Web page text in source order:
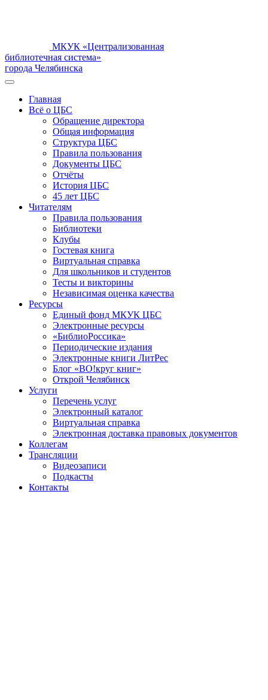
МКУК «Централизованная
библиотечная система»
города Челябинска
Главная
Всё о ЦБС
Обращение директора
Общая информация
Структура ЦБС
Правила пользования
Документы ЦБС
Отчёты
История ЦБС
45 лет ЦБС
Читателям
Правила пользования
Библиотеки
Клубы
Гостевая книга
Виртуальная справка
Для школьников и студентов
Тесты и викторины
Независимая оценка качества
Ресурсы
Единый фонд МКУК ЦБС
Электронные ресурсы
«БиблиоРоссика»
Периодические издания
Электронные книги ЛитРес
Блог «ВО!круг книг»
Открой Челябинск
Услуги
Перечень услуг
Электронный каталог
Виртуальная справка
Электронная доставка правовых документов
Коллегам
Трансляции
Видеозаписи
Подкасты
Контакты